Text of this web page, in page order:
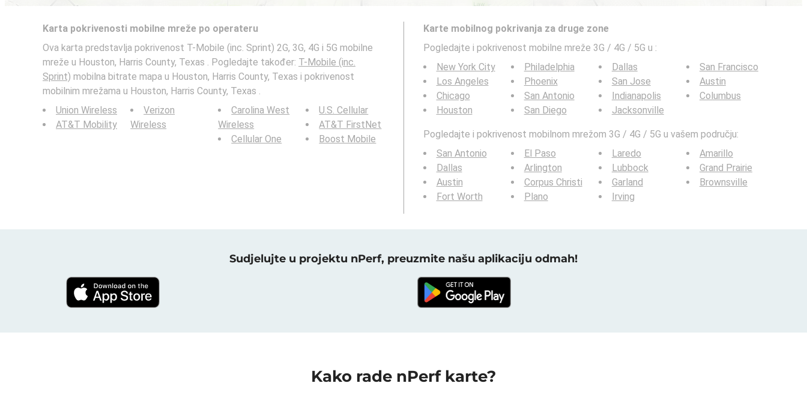
Karta pokrivenosti mobilne mreže po operateru
Ova karta predstavlja pokrivenost T-Mobile (inc. Sprint) 2G, 3G, 4G i 5G mobilne
mreže u Houston, Harris County, Texas . Pogledajte također: T-Mobile (inc.
Sprint) mobilna bitrate mapa u Houston, Harris County, Texas i pokrivenost
mobilnim mrežama u Houston, Harris County, Texas .
Union Wireless
AT&T Mobility
Verizon
Wireless
Carolina West
Wireless
Cellular One
U.S. Cellular
AT&T FirstNet
Boost Mobile
Karte mobilnog pokrivanja za druge zone
Pogledajte i pokrivenost mobilne mreže 3G / 4G / 5G u :
New York City
Los Angeles
Chicago
Houston
Philadelphia
Phoenix
San Antonio
San Diego
Dallas
San Jose
Indianapolis
Jacksonville
San Francisco
Austin
Columbus
Pogledajte i pokrivenost mobilnom mrežom 3G / 4G / 5G u vašem području:
San Antonio
Dallas
Austin
Fort Worth
El Paso
Arlington
Corpus Christi
Plano
Laredo
Lubbock
Garland
Irving
Amarillo
Grand Prairie
Brownsville
Sudjelujte u projektu nPerf, preuzmite našu aplikaciju odmah!
Kako rade nPerf karte?